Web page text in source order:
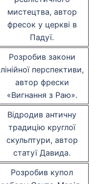
мистецтва, автор
фресок у церкві в
Падуї.
Розробив закони
лінійної перспективи,
автор фрески
«Вигнання з Раю».
Відродив античну
традицію круглої
скульптури, автор
статуї Давида.
Розробив купол